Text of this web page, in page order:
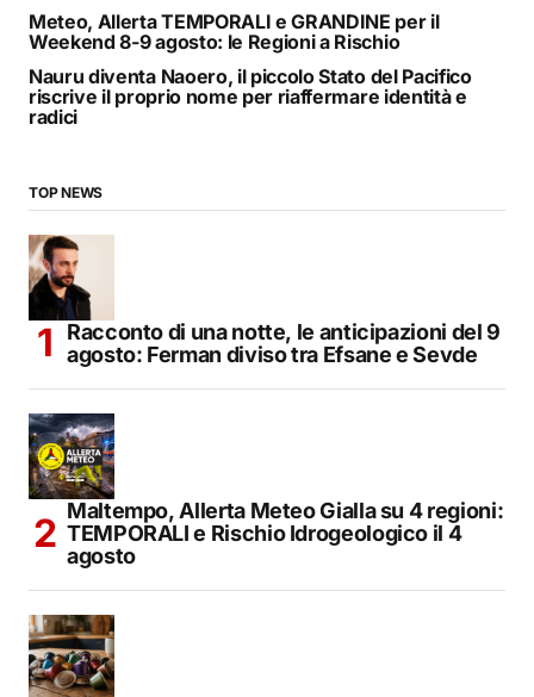
Meteo, Allerta TEMPORALI e GRANDINE per il
Weekend 8-9 agosto: le Regioni a Rischio
Nauru diventa Naoero, il piccolo Stato del Pacifico
riscrive il proprio nome per riaffermare identità e
radici
TOP NEWS
Racconto di una notte, le anticipazioni del 9
agosto: Ferman diviso tra Efsane e Sevde
Maltempo, Allerta Meteo Gialla su 4 regioni:
TEMPORALI e Rischio Idrogeologico il 4
agosto